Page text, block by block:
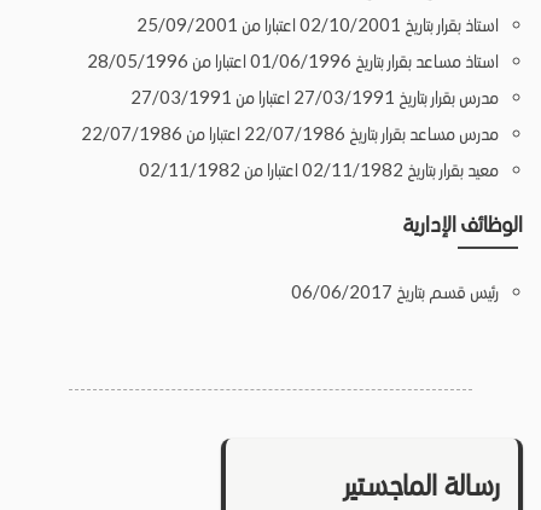
استاذ بقرار بتاريخ 02/10/2001 اعتبارا من 25/09/2001
استاذ مساعد بقرار بتاريخ 01/06/1996 اعتبارا من 28/05/1996
مدرس بقرار بتاريخ 27/03/1991 اعتبارا من 27/03/1991
مدرس مساعد بقرار بتاريخ 22/07/1986 اعتبارا من 22/07/1986
معيد بقرار بتاريخ 02/11/1982 اعتبارا من 02/11/1982
الوظائف الإدارية
رئيس قسم بتاريخ 06/06/2017
رسالة الماجستير